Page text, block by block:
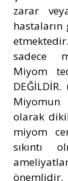
zarar
sadece
Miyom
DEĞİLDİR.
Miyomun
olarak
miyom
sıkıntı
önemlidir.